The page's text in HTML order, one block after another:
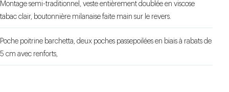
Montage semi-traditionnel, veste entièrement doublée en viscose
tabac clair, boutonnière milanaise faite main sur le revers.
Poche poitrine barchetta, deux poches passepoilées en biais à rabats de
5 cm avec renforts,